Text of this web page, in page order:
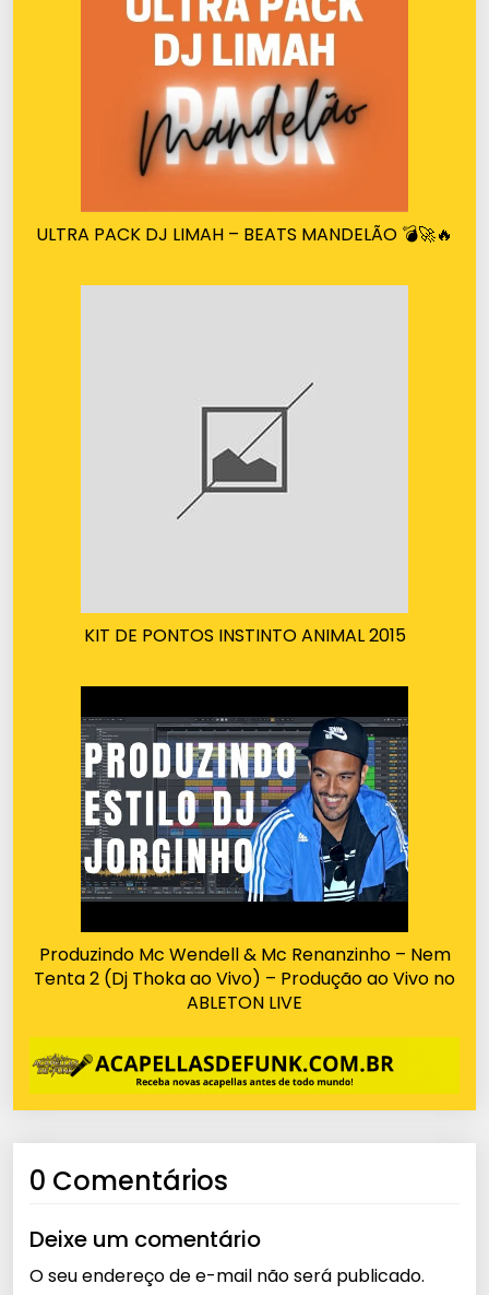
ULTRA PACK DJ LIMAH – BEATS MANDELÃO 💣🚀🔥
KIT DE PONTOS INSTINTO ANIMAL 2015
Produzindo Mc Wendell & Mc Renanzinho – Nem
Tenta 2 (Dj Thoka ao Vivo) – Produção ao Vivo no
ABLETON LIVE
0 Comentários
Deixe um comentário
O seu endereço de e-mail não será publicado.